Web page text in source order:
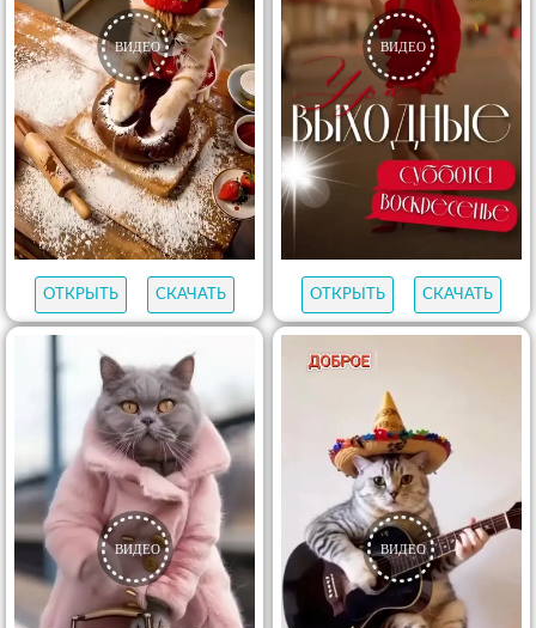
ОТКРЫТЬ СКАЧАТЬ ОТКРЫТЬ СКАЧАТЬ